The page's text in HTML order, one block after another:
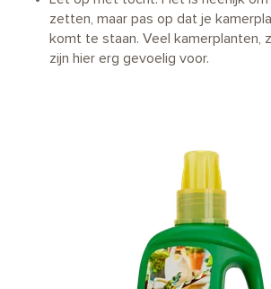
zetten, maar pas op dat je
komt te staan. Veel kamerplanten,
zijn hier erg gevoelig voor.